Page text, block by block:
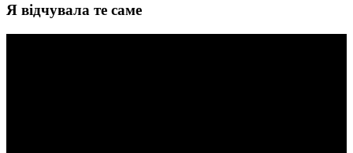
Я відчувала те саме